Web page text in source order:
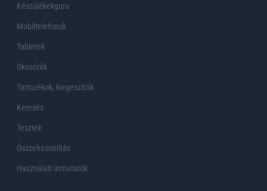
Készülékekguru
Mobiltelefonok
Tabletek
Okosórák
Tartozékok, kiegeszítők
Keresés
Tesztek
Összehasonlítás
Használati útmutatók